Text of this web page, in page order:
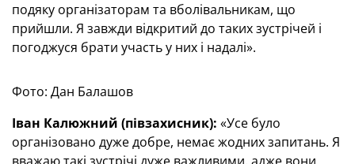
подяку організаторам та вболівальникам, що
прийшли. Я завжди відкритий до таких зустрічей і
погоджуся брати участь у них і надалі».
Фото: Дан Балашов
Іван Калюжний (півзахисник): «Усе було
організовано дуже добре, немає жодних запитань. Я